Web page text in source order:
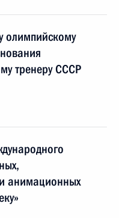
олимпийскому
тренеру СССР
анимационных